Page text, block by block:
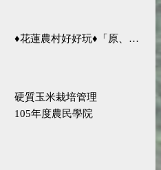
♦花蓮農村好好玩♦「原、生、慢、活」四條遊程推薦
硬質玉米栽培管理
105年度農民學院